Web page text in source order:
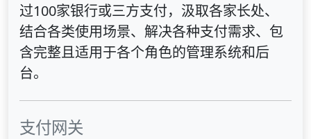
过100家银行或三方支付，汲取各家长处、
结合各类使用场景、解决各种支付需求、包
含完整且适用于各个角色的管理系统和后
台。
支付网关